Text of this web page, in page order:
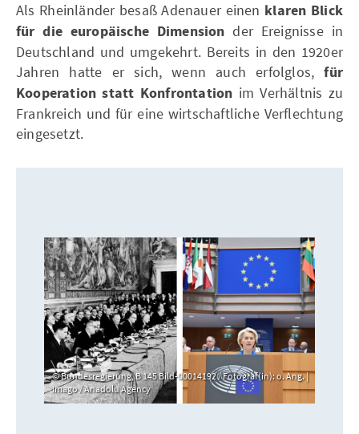
Als Rheinländer besaß Adenauer einen klaren Blick
für die europäische Dimension der Ereignisse in
Deutschland und umgekehrt. Bereits in den 1920er
Jahren hatte er sich, wenn auch erfolglos,für
Kooperation statt Konfrontation im Verhältnis zu
Frankreich und für eine wirtschaftliche Verflechtung
eingesetzt.
Bundesregierung, B 145 Bild-00014192 / Fotograf(in): o. Ang. |
Imago / Anadolu Agency